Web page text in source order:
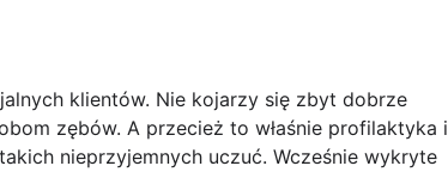
klientów. Nie kojarzy się zbyt dobrze
zębów. A przecież to właśnie profilaktyka i
nieprzyjemnych uczuć. Wcześnie wykryte